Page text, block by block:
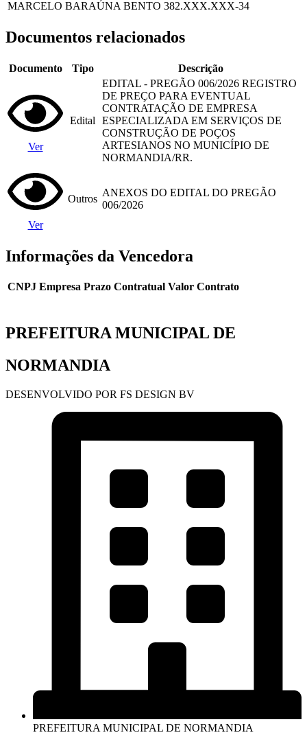
MARCELO BARAÚNA BENTO 382.XXX.XXX-34
Documentos relacionados
Documento Tipo Descrição
Ver
Edital
EDITAL - PREGÃO 006/2026 REGISTRO
DE PREÇO PARA EVENTUAL
CONTRATAÇÃO DE EMPRESA
ESPECIALIZADA EM SERVIÇOS DE
CONSTRUÇÃO DE POÇOS
ARTESIANOS NO MUNICÍPIO DE
NORMANDIA/RR.
Ver
Outros
ANEXOS DO EDITAL DO PREGÃO
006/2026
Informações da Vencedora
CNPJ Empresa Prazo Contratual Valor Contrato
PREFEITURA MUNICIPAL DE
NORMANDIA
DESENVOLVIDO POR FS DESIGN BV
PREFEITURA MUNICIPAL DE NORMANDIA